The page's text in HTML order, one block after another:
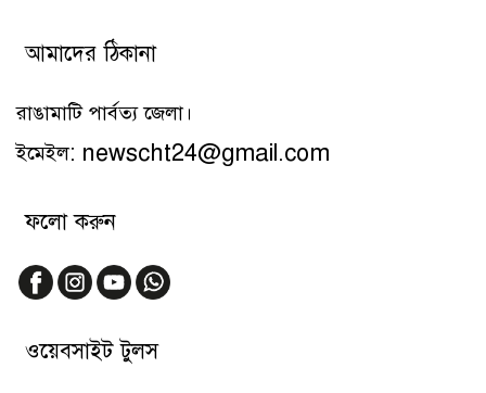
আমাদের ঠিকানা
রাঙামাটি পার্বত্য জেলা।
ইমেইল: newscht24@gmail.com
ফলো করুন
ওয়েবসাইট টুলস